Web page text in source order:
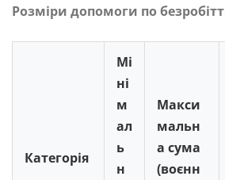
Розміри допомоги по
Категорія
Мі
ні
м
ал
ь
н
Макси
мальн
а сума
(воєнн